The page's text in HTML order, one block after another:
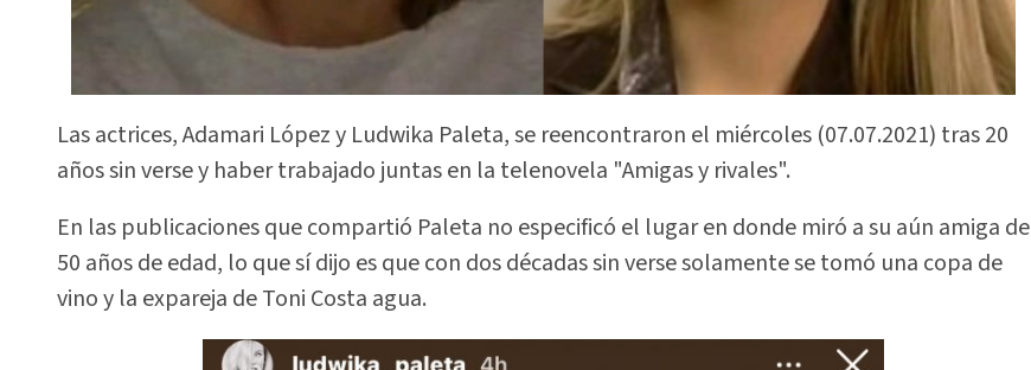
Las actrices, Adamari López y Ludwika Paleta, se reencontraron el miércoles (07.07.2021) tras 20
años sin verse y haber trabajado juntas en la telenovela "Amigas y rivales".
En las publicaciones que compartió Paleta no especificó el lugar en donde miró a su aún amiga de
50 años de edad, lo que sí dijo es que con dos décadas sin verse solamente se tomó una copa de
vino y la expareja de Toni Costa agua.